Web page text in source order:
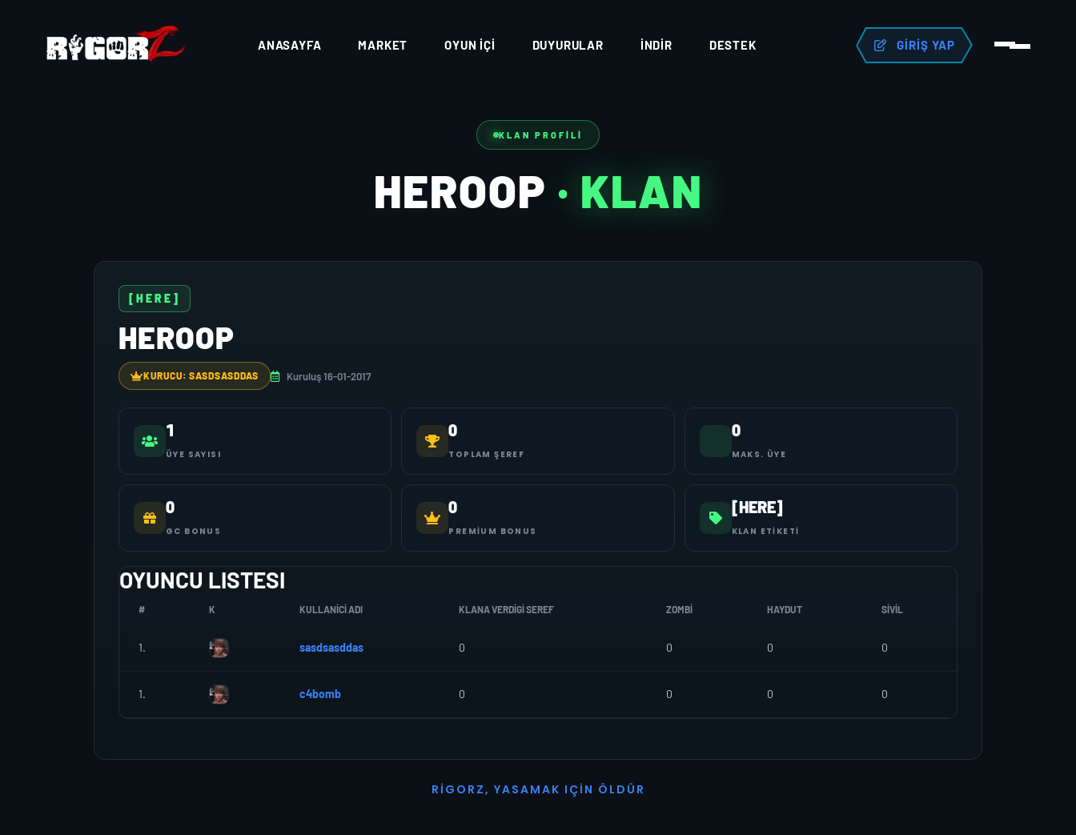
ANASAYFA MARKET OYUN İÇI DUYURULAR İNDIR DESTEK GIRIŞ YAP
KLAN PROFILI
HEROOP · KLAN
[HERE]
HEROOP
KURUCU: SASDSASDDAS Kuruluş 16-01-2017
1
ÜYE SAYISI
0
TOPLAM ŞEREF
0
MAKS. ÜYE
0
GC BONUS
0
PREMIUM BONUS
[HERE]
KLAN ETIKETI
OYUNCU LISTESI
# K KULLANICI ADI KLANA VERDIGI SEREF ZOMBI HAYDUT SIVIL
1. sasdsasddas 0 0 0 0
1. c4bomb 0 0 0 0
R I G O R Z, YASAMAK I ÇI N Ö L D Ü R